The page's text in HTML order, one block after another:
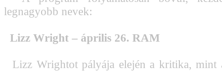
legnagyobb nevek:
Lizz Wright – április 26. RAM
Lizz Wrightot pályája elején a kritika, mint